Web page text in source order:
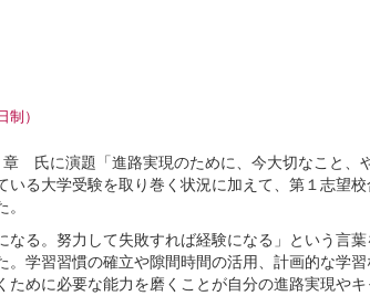
）
に演題「進路実現のために、今大切なこと、
る大学受験を取り巻く状況に加えて、第１志望
る。努力して失敗すれば経験になる」という言
学習習慣の確立や隙間時間の活用、計画的な学
めに必要な能力を磨くことが自分の進路実現や